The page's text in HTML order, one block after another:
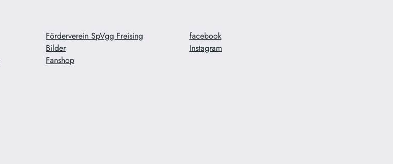
Förderverein SpVgg Freising
Bilder
Fanshop
facebook
Instagram